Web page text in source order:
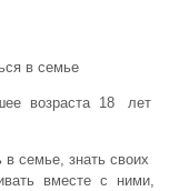
в семье
возраста 18 лет
знать своих
вместе с ними,